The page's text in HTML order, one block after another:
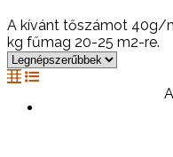
A kívánt tőszámot 40g/
kg fűmag 20-25 m2-re.